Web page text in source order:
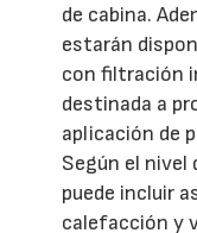
de cabina.
estarán
con filtración
destinada a
aplicación de
Según el nivel
puede incluir
calefacción y